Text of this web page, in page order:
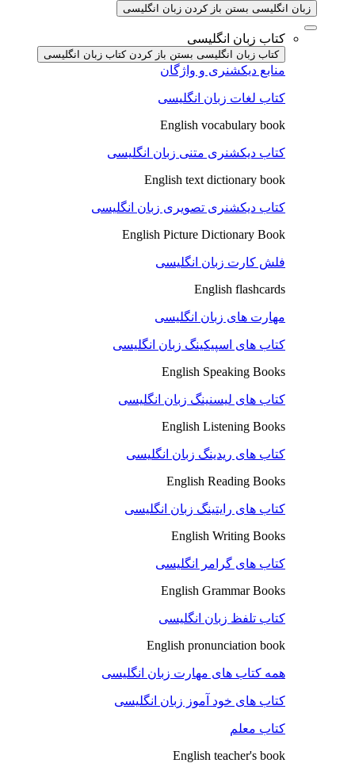
زبان انگلیسی بستن باز کردن زبان انگلیسی
کتاب زبان انگلیسی
کتاب زبان انگلیسی بستن باز کردن کتاب زبان انگلیسی
منابع دیکشنری و واژگان
کتاب لغات زبان انگلیسی
English vocabulary book
کتاب دیکشنری متنی زبان انگلیسی
English text dictionary book
کتاب دیکشنری تصویری زبان انگلیسی
English Picture Dictionary Book
فلش کارت زبان انگلیسی
English flashcards
مهارت های زبان انگلیسی
کتاب های اسپیکینگ زبان انگلیسی
English Speaking Books
کتاب های لیسنینگ زبان انگلیسی
English Listening Books
کتاب های ریدینگ زبان انگلیسی
English Reading Books
کتاب های رایتینگ زبان انگلیسی
English Writing Books
کتاب های گرامر انگلیسی
English Grammar Books
کتاب تلفظ زبان انگلیسی
English pronunciation book
همه کتاب های مهارت زبان انگلیسی
کتاب های خود آموز زبان انگلیسی
کتاب معلم
English teacher's book